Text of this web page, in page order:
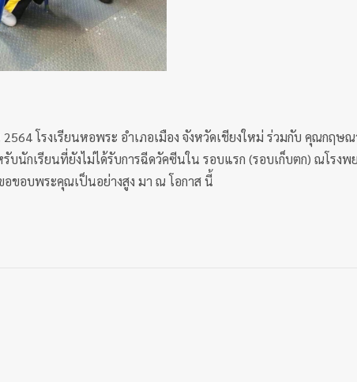
โรงเรียนหอพระ อำเภอเมือง จังหวัดเชียงใหม่ ร่วมกับ คุณกฤ
บนักเรียนที่ยังไม่ได้รับการฉีดวัคซีนใน รอบแรก (รอบเก็บตก) ณโรง
อขอบพระคุณเป็นอย่างสูง มา ณ โอกาส นี้